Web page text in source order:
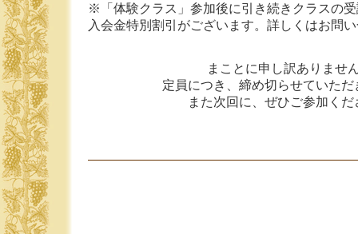
※「体験クラス」参加後に引き続きクラスの
入会金特別割引がございます。詳しくはお問
まことに申し訳ありませ
定員につき、締め切らせていた
また次回に、ぜひご参加くだ